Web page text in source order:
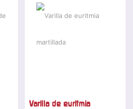
Varilla de euritmia